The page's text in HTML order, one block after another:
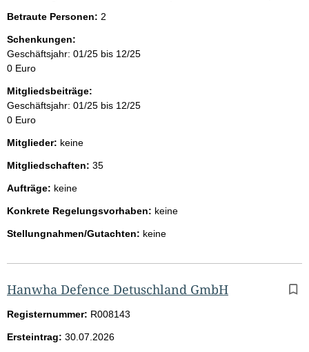
Betraute Personen: 2
Schenkungen:
Geschäftsjahr: 01/25 bis 12/25
0 Euro
Mitgliedsbeiträge:
Geschäftsjahr: 01/25 bis 12/25
0 Euro
Mitglieder: keine
Mitgliedschaften: 35
Aufträge: keine
Konkrete Regelungsvorhaben: keine
Stellungnahmen/Gutachten: keine
Hanwha Defence Detuschland GmbH
Registernummer: R008143
Ersteintrag: 30.07.2026